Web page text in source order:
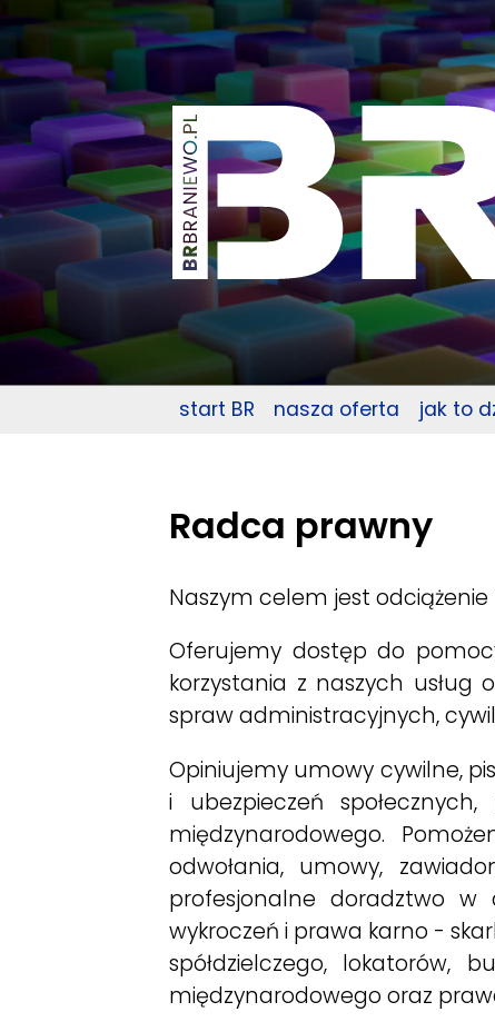
start BR nasza oferta jak to
Radca prawny
Naszym celem jest
Oferujemy dostęp do
korzystania z naszych
spraw administracyjnych,
Opiniujemy umowy cywilne,
i ubezpieczeń
międzynarodowego.
odwołania, umowy,
profesjonalne doradztwo w
wykroczeń i prawa karno -
spółdzielczego, lokatorów,
międzynarodowego oraz